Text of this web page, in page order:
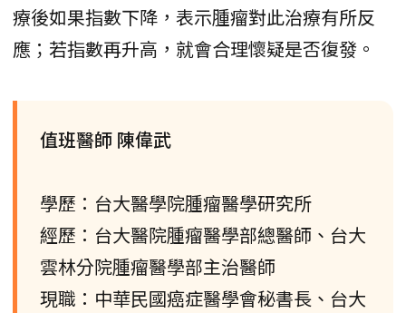
療後如果指數下降，表示腫瘤對此治療有所反
應；若指數再升高，就會合理懷疑是否復發。
值班醫師 陳偉武
學歷：台大醫學院腫瘤醫學研究所
經歷：台大醫院腫瘤醫學部總醫師、台大
雲林分院腫瘤醫學部主治醫師
現職：中華民國癌症醫學會秘書長、台大